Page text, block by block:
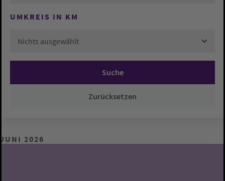
UMKREIS IN KM
Nichts ausgewählt
Suche
Zurücksetzen
JUNI 2026